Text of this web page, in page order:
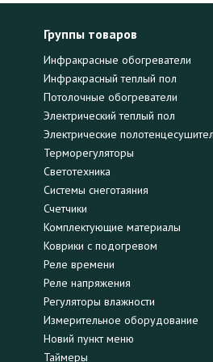
Группы товаров
Инфракрасные обогреватели
Инфракрасный теплый пол
Потолочные обогреватели
Электрический теплый пол
Электрические
Терморегуляторы
Светотехника
Системы снеготаяния
Счетчики
Комплектующие материалы
Коврики с подогревом
Реле времени
Реле напряжения
Регуляторы влажности
Измерительное оборудование
Новий пункт меню
Таймеры